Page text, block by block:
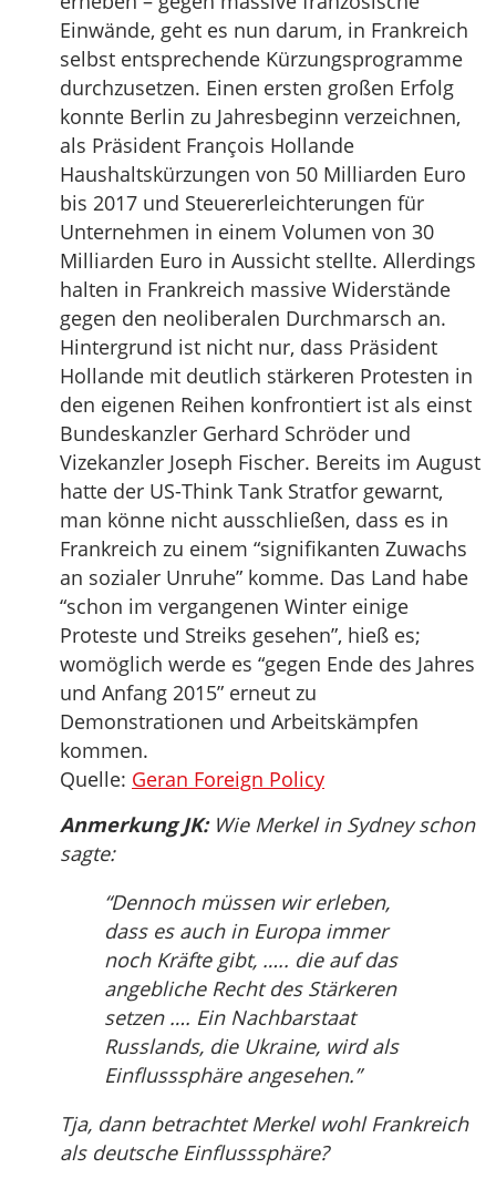
Einwände, geht es nun darum, in Frankreich
selbst entsprechende Kürzungsprogramme
durchzusetzen. Einen ersten großen Erfolg
konnte Berlin zu Jahresbeginn verzeichnen,
als Präsident François Hollande
Haushaltskürzungen von 50 Milliarden Euro
bis 2017 und Steuererleichterungen für
Unternehmen in einem Volumen von 30
Milliarden Euro in Aussicht stellte. Allerdings
halten in Frankreich massive Widerstände
gegen den neoliberalen Durchmarsch an.
Hintergrund ist nicht nur, dass Präsident
Hollande mit deutlich stärkeren Protesten in
den eigenen Reihen konfrontiert ist als einst
Bundeskanzler Gerhard Schröder und
Vizekanzler Joseph Fischer. Bereits im August
hatte der US-Think Tank Stratfor gewarnt,
man könne nicht ausschließen, dass es in
Frankreich zu einem “signifikanten Zuwachs
an sozialer Unruhe” komme. Das Land habe
“schon im vergangenen Winter einige
Proteste und Streiks gesehen”, hieß es;
womöglich werde es “gegen Ende des Jahres
und Anfang 2015” erneut zu
Demonstrationen und Arbeitskämpfen
kommen.
Quelle: Geran Foreign Policy
Anmerkung JK:Wie Merkel in Sydney schon
sagte:
“Dennoch müssen wir erleben,
dass es auch in Europa immer
noch Kräfte gibt, ….. die auf das
angebliche Recht des Stärkeren
setzen …. Ein Nachbarstaat
Russlands, die Ukraine, wird als
Einflusssphäre angesehen.”
Tja, dann betrachtet Merkel wohl Frankreich
als deutsche Einflusssphäre?